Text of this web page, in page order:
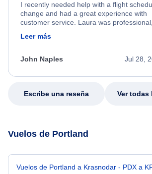
I recently needed help with a flight
change and had a great experience with
customer service. Laura was professional,
friendly, and very helpful throughout the
process. She quickly found a solution and
appreciate her excellent service.
Leer más
Jul 28,
John Naples
Escribe una reseña Ver todas
Vuelos de Portland
Vuelos de Portland a Krasnodar - PDX a